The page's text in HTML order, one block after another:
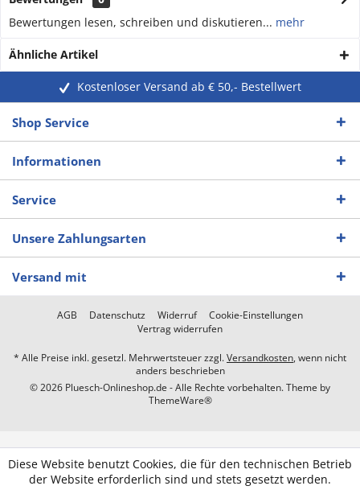
Bewertungen lesen, schreiben und diskutieren... mehr
Ähnliche Artikel
Kostenloser Versand ab € 50,- Bestellwert
Shop Service
Informationen
Service
Unsere Zahlungsarten
Versand mit
AGB Datenschutz Widerruf
Cookie-Einstellungen
Vertrag widerrufen
* Alle Preise inkl. gesetzl. Mehrwertsteuer zzgl.Versandkosten, wenn nicht
anders beschrieben
© 2026 Pluesch-Onlineshop.de - Alle Rechte vorbehalten. Theme by
ThemeWare®
Diese Website benutzt Cookies, die für den technischen Betrieb
der Website erforderlich sind und stets gesetzt werden.